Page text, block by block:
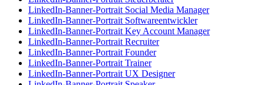
LinkedIn-Banner-Portrait Social Media Manager
LinkedIn-Banner-Portrait Softwareentwickler
LinkedIn-Banner-Portrait Key Account Manager
LinkedIn-Banner-Portrait Recruiter
LinkedIn-Banner-Portrait Founder
LinkedIn-Banner-Portrait Trainer
LinkedIn-Banner-Portrait UX Designer